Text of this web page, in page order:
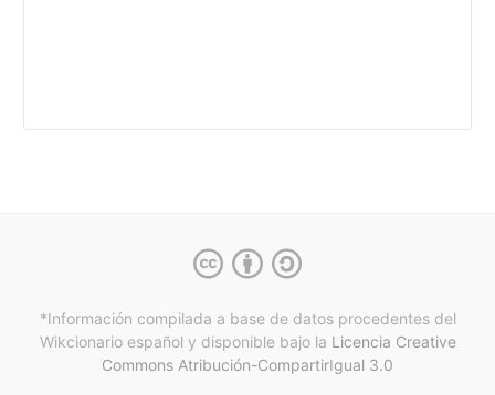
*Información compilada a base de datos procedentes del
Wikcionario español y disponible bajo la Licencia Creative
Commons Atribución-CompartirIgual 3.0